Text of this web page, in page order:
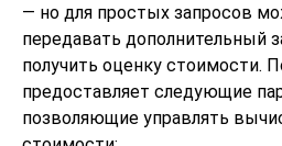
— но для простых запросов
передавать дополнительный
получить оценку стоимости.
предоставляет следующие
позволяющие управлять